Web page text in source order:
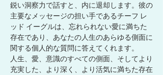
鋭い洞察力で話すと、内に退却します。彼の
主要なメッセージの担い手であるチーフ レ
ッド イーグルは、忘れられない愛に満ちた
存在であり、あなたの人生のあらゆる側面に
関する個人的な質問に答えてくれます。
人生、愛、意識のすべての側面、そしてより
充実した、より深く、より活気に満ちた存在